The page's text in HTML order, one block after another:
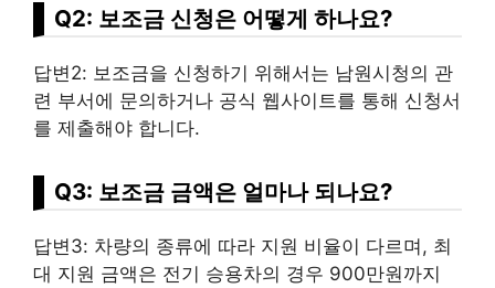
Q2: 보조금 신청은 어떻게 하나요?
답변2: 보조금을 신청하기 위해서는 남원시청의 관
련 부서에 문의하거나 공식 웹사이트를 통해 신청서
를 제출해야 합니다.
Q3: 보조금 금액은 얼마나 되나요?
답변3: 차량의 종류에 따라 지원 비율이 다르며, 최
대 지원 금액은 전기 승용차의 경우 900만원까지